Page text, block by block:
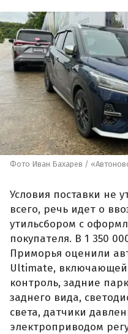
Фото Иван Бахарев /
Условия поставки не
всего, речь идет о
утильсбором с
покупателя. В 1 350
Приморья оценили
Ultimate, включающей
контроль, задние
заднего вида,
света, датчики
электроприводом